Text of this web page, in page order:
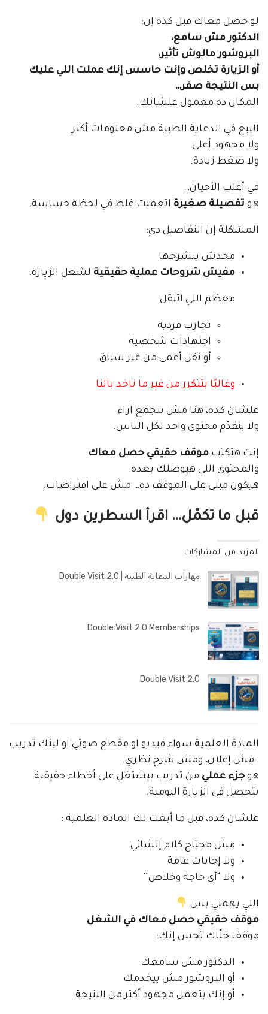
لو حصل معاك قبل كده إن:
الدكتور مش سامع،
البروشور مالوش تأثير،
أو الزيارة تخلص وإنت حاسس إنك عملت اللي عليك
بس النتيجة صفر…
المكان ده معمول علشانك.
البيع في الدعاية الطبية مش معلومات أكتر
ولا مجهود أعلى
ولا ضغط زيادة.
في أغلب الأحيان…
هو تفصيلة صغيرة اتعملت غلط في لحظة حساسة.
المشكلة إن التفاصيل دي:
محدش بيشرحها
مفيش شروحات عملية حقيقية لشغل الزيارة.
معظم اللي اتنقل:
تجارب فردية
اجتهادات شخصية
أو نقل أعمى من غير سياق
وغالبًا بتتكرر من غير ما ناخد بالنا
علشان كده، هنا مش بنجمع آراء
ولا بنقدّم محتوى واحد لكل الناس.
إنت هتكتب موقف حقيقي حصل معاك
والمحتوى اللي هيوصلك بعده
هيكون مبني على الموقف ده… مش على افتراضات.
قبل ما تكمّل… اقرأ السطرين دول
المزيد من المشاركات
مهارات الدعاية الطبية | Double Visit 2.0
Double Visit 2.0 Memberships
Double Visit 2.0
المادة العلمية سواء فيديو او مقطع صوتي او لينك تدريب
: مش إعلان، ومش شرح نظري.
هوجزء عملي من تدريب بيشتغل على أخطاء حقيقية
بتحصل في الزيارة اليومية.
علشان كده، قبل ما أبعت لك المادة العلمية :
مش محتاج كلام إنشائي
ولا إجابات عامة
ولا “أي حاجة وخلاص”
اللي يهمني بس
موقف حقيقي حصل معاك في الشغل
موقف خلّاك تحس إنك:
الدكتور مش سامعك
أو البروشور مش بيخدمك
أو إنك بتعمل مجهود أكتر من النتيجة